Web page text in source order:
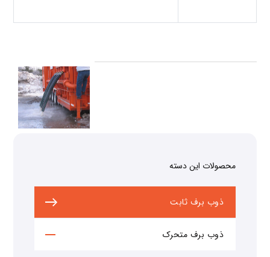
محصولات این دسته
ذوب برف ثابت
ذوب برف متحرک